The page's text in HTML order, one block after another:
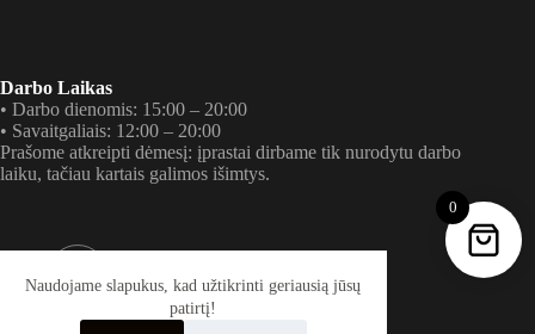
Naudojame slapukus, kad užtikrinti geriausią jūsų
patirtį!
Darbo Laikas
• Darbo dienomis: 15:00 – 20:00
• Savaitgaliais: 12:00 – 20:00
Prašome atkreipti dėmesį: įprastai dirbame tik nurodytu darbo
laiku, tačiau kartais galimos išimtys.
+37060085735 (Tik RCS ar SMS)
El. Paštas
0